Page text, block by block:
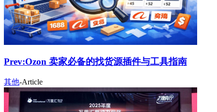
Prev:Ozon 卖家必备的找货源插件与工具指南
其他-Article